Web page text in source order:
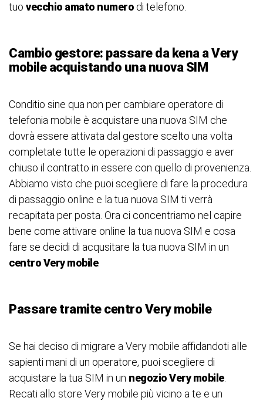
tuo vecchio amato numero di telefono.
Cambio gestore: passare da kena a Very
mobile acquistando una nuova SIM
Conditio sine qua non per cambiare operatore di
telefonia mobile è acquistare una nuova SIM che
dovrà essere attivata dal gestore scelto una volta
completate tutte le operazioni di passaggio e aver
chiuso il contratto in essere con quello di provenienza.
Abbiamo visto che puoi scegliere di fare la procedura
di passaggio online e la tua nuova SIM ti verrà
recapitata per posta. Ora ci concentriamo nel capire
bene come attivare online la tua nuova SIM e cosa
fare se decidi di acqusitare la tua nuova SIM in un
centro Very mobile.
Passare tramite centro Very mobile
Se hai deciso di migrare a Very mobile affidandoti alle
sapienti mani di un operatore, puoi scegliere di
acquistare la tua SIM in un negozio Very mobile.
Recati allo store Very mobile più vicino a te e un